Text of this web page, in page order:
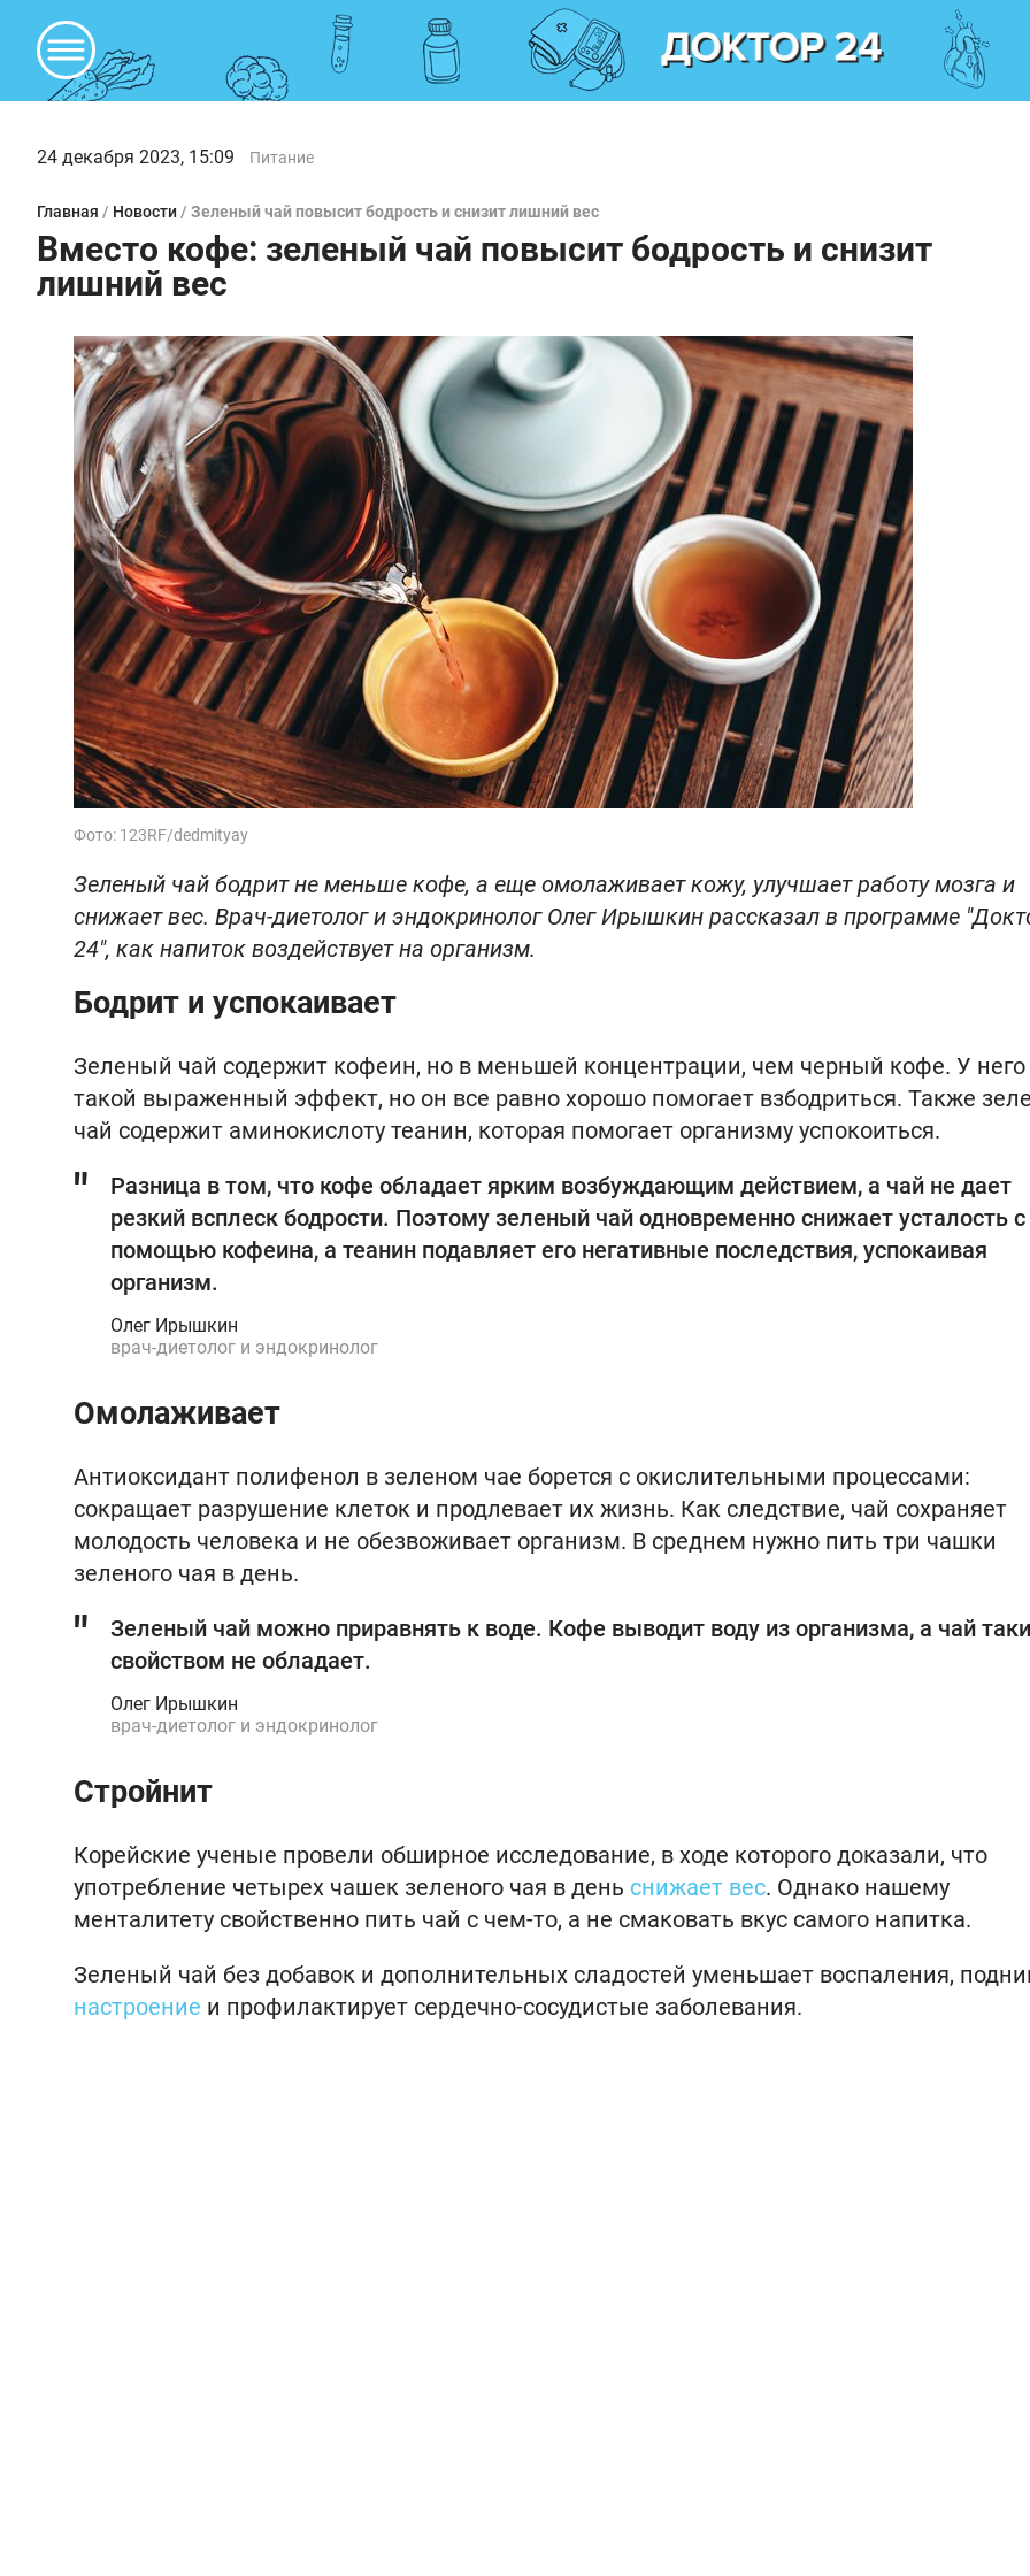
24 декабря 2023, 15:09 Питание
Главная / Новости / Зеленый чай повысит бодрость и снизит лишний вес
Вместо кофе: зеленый чай повысит бодрость и снизит
лишний вес
Фото: 123RF/dedmityay
Зеленый чай бодрит не меньше кофе, а еще омолаживает кожу, улучшает работу мозга и
снижает вес. Врач-диетолог и эндокринолог Олег Ирышкин рассказал в программе
24", как напиток воздействует на организм.
Бодрит и успокаивает
Зеленый чай содержит кофеин, но в меньшей концентрации, чем черный кофе. У него
такой выраженный эффект, но он все равно хорошо помогает взбодриться. Также
чай содержит аминокислоту теанин, которая помогает организму успокоиться.
Разница в том, что кофе обладает ярким возбуждающим действием, а чай не дает
резкий всплеск бодрости. Поэтому зеленый чай одновременно снижает усталость с
помощью кофеина, а теанин подавляет его негативные последствия, успокаивая
организм.
Олег Ирышкин
врач-диетолог и эндокринолог
Омолаживает
Антиоксидант полифенол в зеленом чае борется с окислительными процессами:
сокращает разрушение клеток и продлевает их жизнь. Как следствие, чай сохраняет
молодость человека и не обезвоживает организм. В среднем нужно пить три чашки
зеленого чая в день.
Зеленый чай можно приравнять к воде. Кофе выводит воду из организма, а чай
свойством не обладает.
Олег Ирышкин
врач-диетолог и эндокринолог
Стройнит
Корейские ученые провели обширное исследование, в ходе которого доказали, что
употребление четырех чашек зеленого чая в день снижает вес. Однако нашему
менталитету свойственно пить чай с чем-то, а не смаковать вкус самого напитка.
Зеленый чай без добавок и дополнительных сладостей уменьшает воспаления,
настроение и профилактирует сердечно-сосудистые заболевания.